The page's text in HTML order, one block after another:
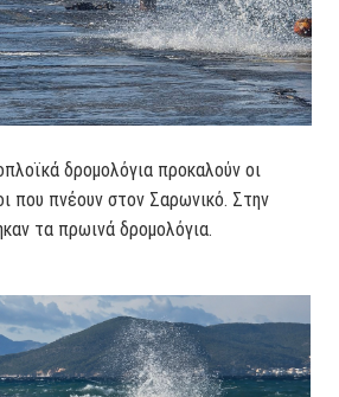
δρομολόγια προκαλούν οι
που πνέουν στον Σαρωνικό. Στην
τα πρωινά δρομολόγια.